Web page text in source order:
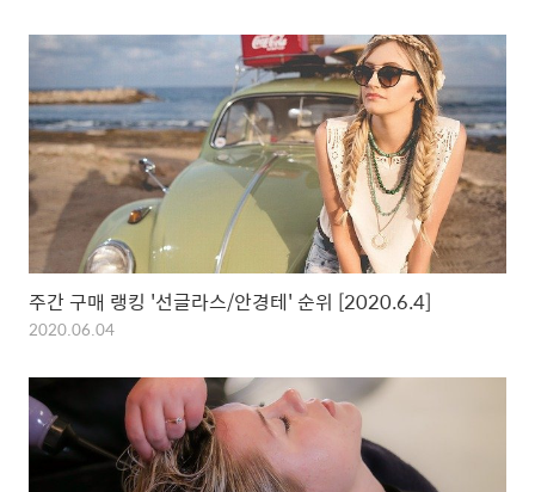
주간 구매 랭킹 '선글라스/안경테' 순위 [2020.6.4]
2020.06.04